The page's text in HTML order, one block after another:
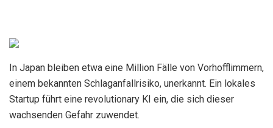
In Japan bleiben etwa eine Million Fälle von Vorhofflimmern,
einem bekannten Schlaganfallrisiko, unerkannt. Ein lokales
Startup führt eine revolutionary KI ein, die sich dieser
wachsenden Gefahr zuwendet.